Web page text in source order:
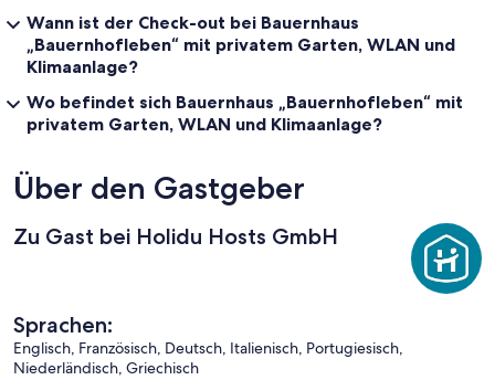
Wann ist der Check-out bei Bauernhaus
„Bauernhofleben“ mit privatem Garten, WLAN und
Klimaanlage?
Wo befindet sich Bauernhaus „Bauernhofleben“ mit
privatem Garten, WLAN und Klimaanlage?
Über den Gastgeber
Zu Gast bei Holidu Hosts GmbH
Sprachen:
Englisch, Französisch, Deutsch, Italienisch, Portugiesisch,
Niederländisch, Griechisch